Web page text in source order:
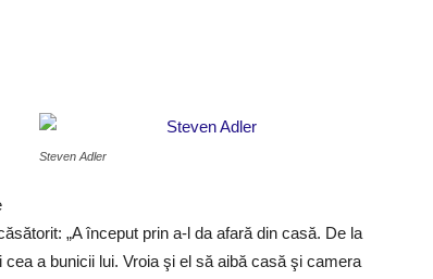
Steven Adler
„A început prin a-l da afară din casă. De la
a bunicii lui. Vroia şi el să aibă casă şi camera